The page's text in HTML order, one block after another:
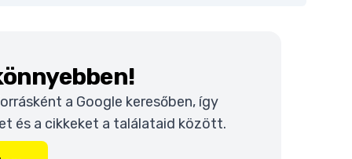
a Google keresőben, így
és a cikkeket a találataid között.